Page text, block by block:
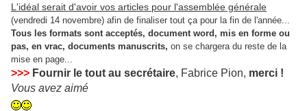
L'idéal serait d'avoir vos articles pour l'assemblée générale
(vendredi 14 novembre) afin de finaliser tout ça pour la fin de l'année...
Tous les formats sont acceptés, document word, mis en forme ou
pas, en vrac, documents manuscrits, on se chargera du reste de la
mise en page...
>>> Fournir le tout au secrétaire, Fabrice Pion, merci !
Vous avez aimé